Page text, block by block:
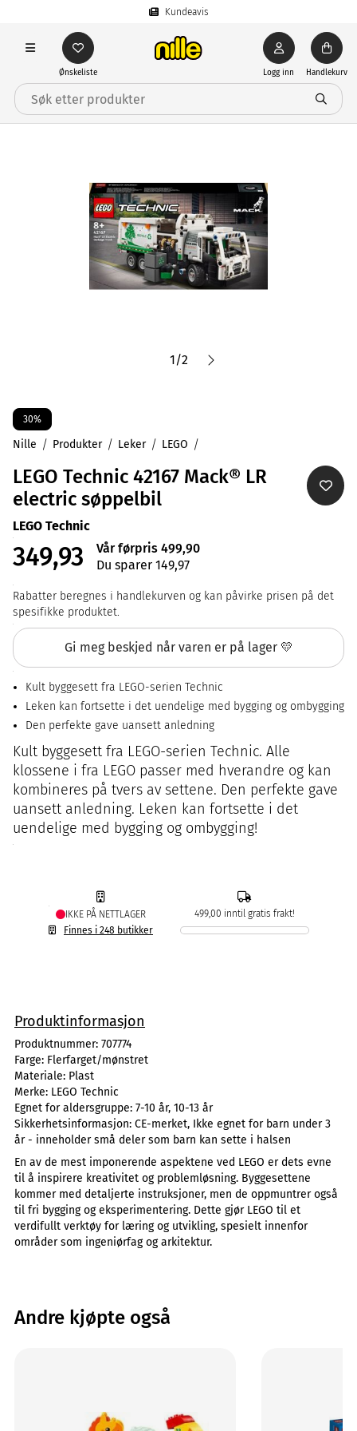
Kundeavis
Ønskeliste Logg inn Handlekurv
1/2
30%
Nille Produkter Leker LEGO
LEGO Technic 42167 Mack® LR
electric søppelbil
LEGO Technic
349,93
Vår førpris 499,90
Du sparer 149,97
Rabatter beregnes i handlekurven og kan påvirke prisen på det
spesifikke produktet.
Gi meg beskjed når varen er på lager 💛
Kult byggesett fra LEGO-serien Technic
Leken kan fortsette i det uendelige med bygging og ombygging
Den perfekte gave uansett anledning
Kult byggesett fra LEGO-serien Technic. Alle
klossene i fra LEGO passer med hverandre og kan
kombineres på tvers av settene. Den perfekte gave
uansett anledning. Leken kan fortsette i det
uendelige med bygging og ombygging!
IKKE PÅ NETTLAGER
Finnes i 248 butikker
499,00 inntil gratis frakt!
Produktinformasjon
Produktnummer: 707774
Farge: Flerfarget/mønstret
Materiale: Plast
Merke: LEGO Technic
Egnet for aldersgruppe: 7-10 år, 10-13 år
Sikkerhetsinformasjon: CE-merket, Ikke egnet for barn under 3
år - inneholder små deler som barn kan sette i halsen
En av de mest imponerende aspektene ved LEGO er dets evne
til å inspirere kreativitet og problemløsning. Byggesettene
kommer med detaljerte instruksjoner, men de oppmuntrer også
til fri bygging og eksperimentering. Dette gjør LEGO til et
verdifullt verktøy for læring og utvikling, spesielt innenfor
områder som ingeniørfag og arkitektur.
Andre kjøpte også